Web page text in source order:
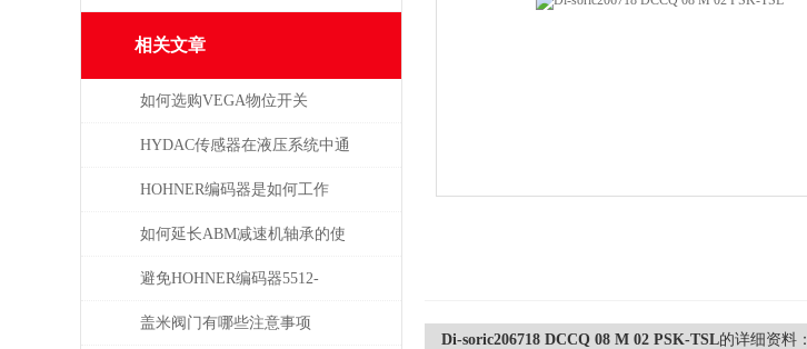
相关文章
如何选购VEGA物位开关
HYDAC传感器在液压系统中通
常承担哪些具体任务？
HOHNER编码器是如何工作
的，有哪些类型？
如何延长ABM减速机轴承的使
用寿命
避免HOHNER编码器5512-
05FR-0800损坏的5个常见操作
盖米阀门有哪些注意事项
Di-soric206718 DCCQ 08 M 02 PSK-TSL的详细资料：